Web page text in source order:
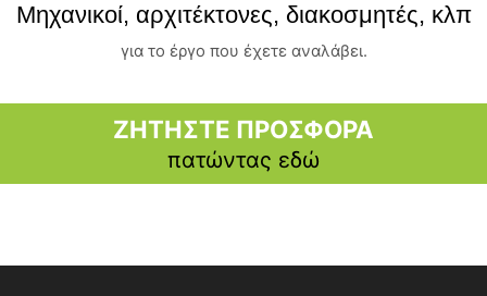
Μηχανικοί, αρχιτέκτονες, διακοσμητές, κλπ
για το έργο που έχετε αναλάβει.
ΖΗΤΗΣΤΕ ΠΡΟΣΦΟΡΑ
πατώντας εδώ